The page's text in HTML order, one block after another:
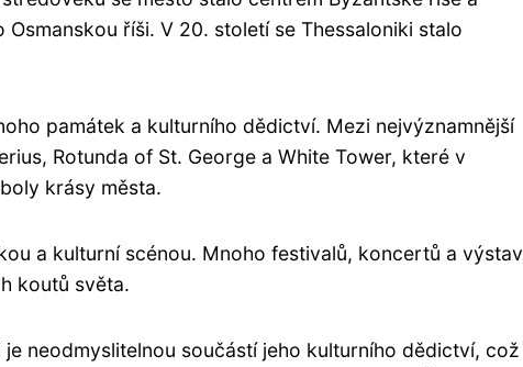
říši. V 20. století se Thessaloniki stalo
památek a kulturního dědictví. Mezi nejvýznamnější
Rotunda of St. George a White Tower, které v
krásy města.
a kulturní scénou. Mnoho festivalů, koncertů a výstav
koutů světa.
neodmyslitelnou součástí jeho kulturního dědictví, což